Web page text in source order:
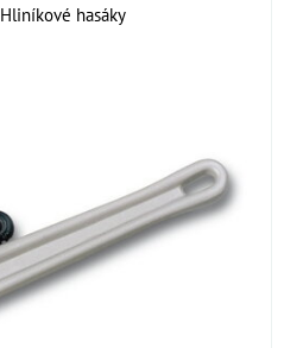
Hliníkové hasáky